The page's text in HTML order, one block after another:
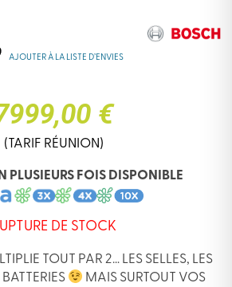
AJOUTER À LA LISTE D’ENVIES
€
(TARIF RÉUNION)
PLUSIEURS FOIS DISPONIBLE
DE STOCK
TOUT PAR 2… LES SELLES, LES
MAIS SURTOUT VOS